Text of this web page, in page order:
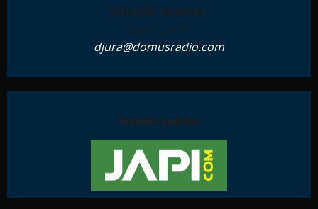
Tehnički direktor:
Đura Ćurčić
djura@domusradio.com
Tehnička podrška